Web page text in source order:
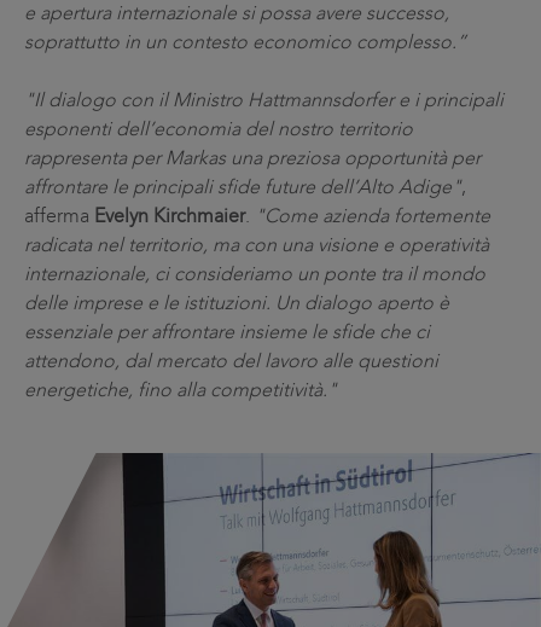
e apertura internazionale si possa avere successo,
soprattutto in un contesto economico complesso.”
"Il dialogo con il Ministro Hattmannsdorfer e i principali
esponenti dell’economia del nostro territorio
rappresenta per Markas una preziosa opportunità per
affrontare le principali sfide future dell’Alto Adige",
afferma Evelyn Kirchmaier. "Come azienda fortemente
radicata nel territorio, ma con una visione e operatività
internazionale, ci consideriamo un ponte tra il mondo
delle imprese e le istituzioni. Un dialogo aperto è
essenziale per affrontare insieme le sfide che ci
attendono, dal mercato del lavoro alle questioni
energetiche, fino alla competitività."